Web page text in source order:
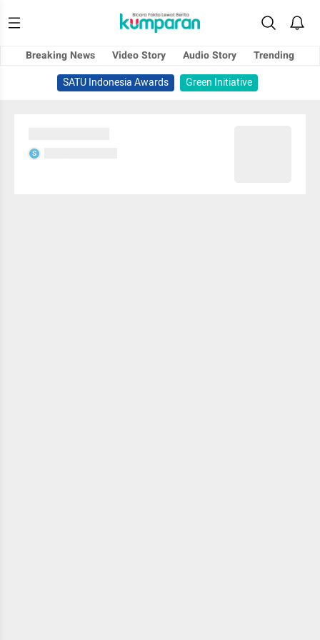
Breaking News Video Story Audio Story
Trending
SATU Indonesia Awards
Green Initiative
S